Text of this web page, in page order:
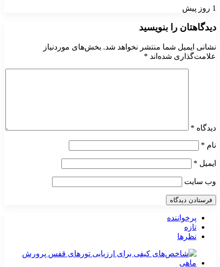
1 روز پیش
دیدگاهتان را بنویسید
نشانی ایمیل شما منتشر نخواهد شد. بخش‌های موردنیاز
علامت‌گذاری شده‌اند *
دیدگاه *
نام *
ایمیل *
وب‌ سایت
پرخواننده
تازه
نظرها